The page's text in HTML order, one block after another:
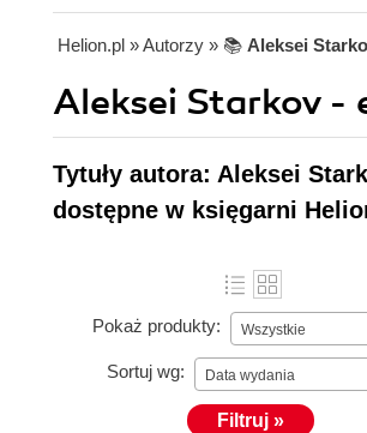
Helion.pl » Autorzy » 📚 Aleksei
Aleksei Starkov -
Tytuły autora: Aleksei
dostępne w księgarni
Pokaż produkty: Wszystkie
Sortuj wg: Data wydania
Filtruj »